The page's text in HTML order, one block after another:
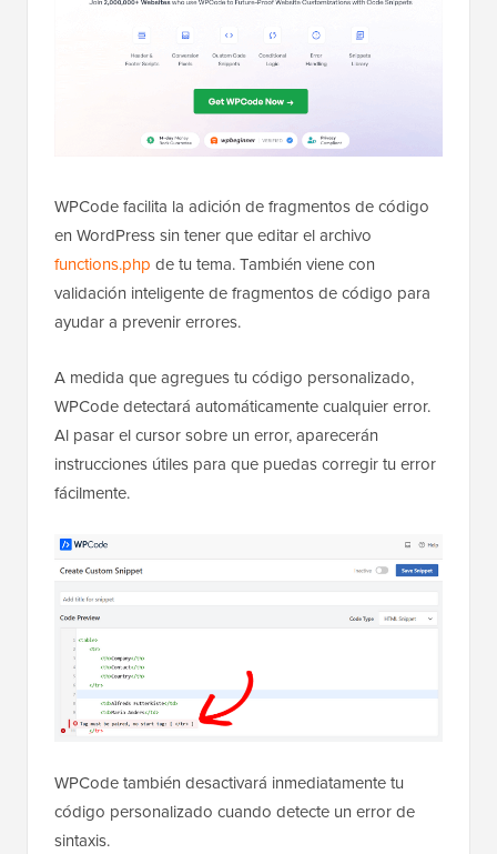
WPCode facilita la adición de fragmentos de código
en WordPress sin tener que editar el archivo
functions.php de tu tema. También viene con
validación inteligente de fragmentos de código para
ayudar a prevenir errores.
A medida que agregues tu código personalizado,
WPCode detectará automáticamente cualquier error.
Al pasar el cursor sobre un error, aparecerán
instrucciones útiles para que puedas corregir tu error
fácilmente.
WPCode también desactivará inmediatamente tu
código personalizado cuando detecte un error de
sintaxis.